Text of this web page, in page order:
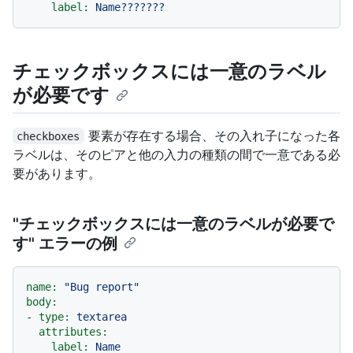
label: Name???????
チェックボックスには一意のラベル
が必要です
checkboxes
要素が存在する場合、その入れ子になった各
ラベルは、そのピアと他の入力の種類の間で一意である必
要があります。
"チェックボックスには一意のラベルが必要で
す" エラーの例
name:
"Bug report"
body:
-
type:
textarea
attributes:
label:
Name